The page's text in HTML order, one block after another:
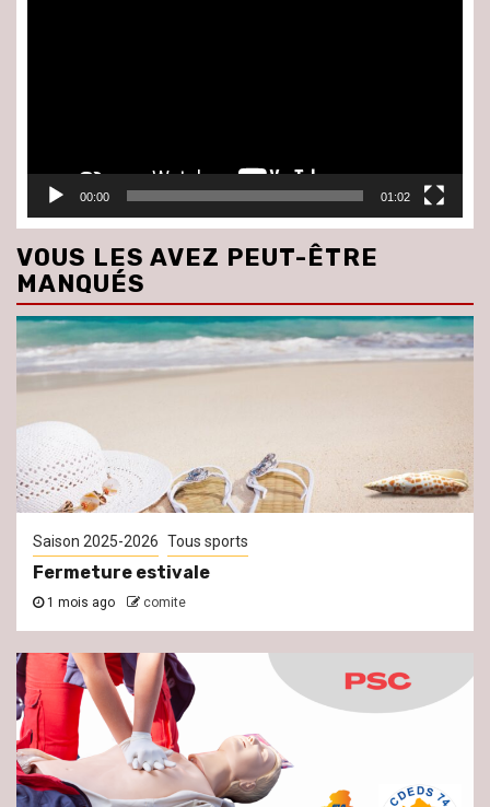
00:00 01:02
VOUS LES AVEZ PEUT-ÊTRE
MANQUÉS
Saison 2025-2026 Tous sports
Fermeture estivale
1 mois ago comite